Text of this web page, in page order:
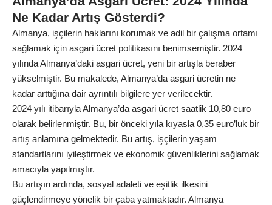
Ne Kadar Artış Gösterdi?
Almanya, işçilerin haklarını korumak ve adil bir çalışma ortamı
sağlamak için asgari ücret politikasını benimsemiştir. 2024
yılında Almanya’daki asgari ücret, yeni bir artışla beraber
yükselmiştir. Bu makalede, Almanya’da asgari ücretin ne
kadar arttığına dair ayrıntılı bilgilere yer verilecektir.
2024 yılı itibarıyla Almanya’da asgari ücret saatlik 10,80 euro
olarak belirlenmiştir. Bu, bir önceki yıla kıyasla 0,35 euro’luk bir
artış anlamına gelmektedir. Bu artış, işçilerin yaşam
standartlarını iyileştirmek ve ekonomik güvenliklerini sağlamak
amacıyla yapılmıştır.
Bu artışın ardında, sosyal adaleti ve eşitlik ilkesini
güçlendirmeye yönelik bir çaba yatmaktadır. Almanya